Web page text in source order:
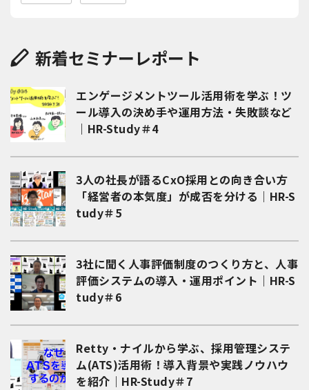
新着セミナーレポート
エンゲージメントツール活用術を学ぶ！ツ
ール導入の決め手や運用方法・失敗談など
｜HR-Study＃4
3人の社長が語るCxO採用との向き合い方
「経営者の本気度」が成否を分ける｜HR-S
tudy＃5
3社に聞く人事評価制度のつくり方と、人事
評価システムの導入・運用ポイント｜HR-S
tudy＃6
Retty・ナイルから学ぶ、採用管理システ
ム(ATS)活用術！導入背景や実践ノウハウ
を紹介｜HR-Study＃7